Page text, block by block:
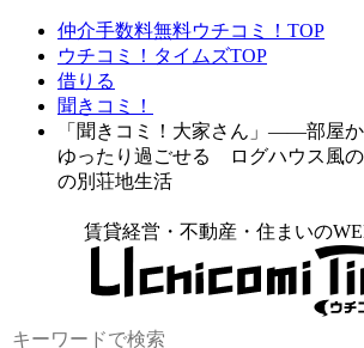
仲介手数料無料ウチコミ！TOP
ウチコミ！タイムズTOP
借りる
聞きコミ！
「聞きコミ！大家さん」——部屋
ゆったり過ごせる ログハウス風
の別荘地生活
賃貸経営・不動産・住まいの